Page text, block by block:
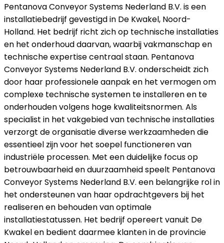
Pentanova Conveyor Systems Nederland B.V. is een
installatiebedrijf gevestigd in De Kwakel, Noord-
Holland. Het bedrijf richt zich op technische installaties
en het onderhoud daarvan, waarbij vakmanschap en
technische expertise centraal staan. Pentanova
Conveyor Systems Nederland B.V. onderscheidt zich
door haar professionele aanpak en het vermogen om
complexe technische systemen te installeren en te
onderhouden volgens hoge kwaliteitsnormen. Als
specialist in het vakgebied van technische installaties
verzorgt de organisatie diverse werkzaamheden die
essentieel zijn voor het soepel functioneren van
industriële processen. Met een duidelijke focus op
betrouwbaarheid en duurzaamheid speelt Pentanova
Conveyor Systems Nederland B.V. een belangrijke rol in
het ondersteunen van haar opdrachtgevers bij het
realiseren en behouden van optimale
installatiestatussen. Het bedrijf opereert vanuit De
Kwakel en bedient daarmee klanten in de provincie